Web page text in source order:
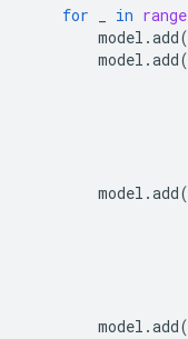
for in range
model .add(
model .add(
model .add(
model .add(